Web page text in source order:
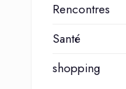
Rencontres
Santé
shopping